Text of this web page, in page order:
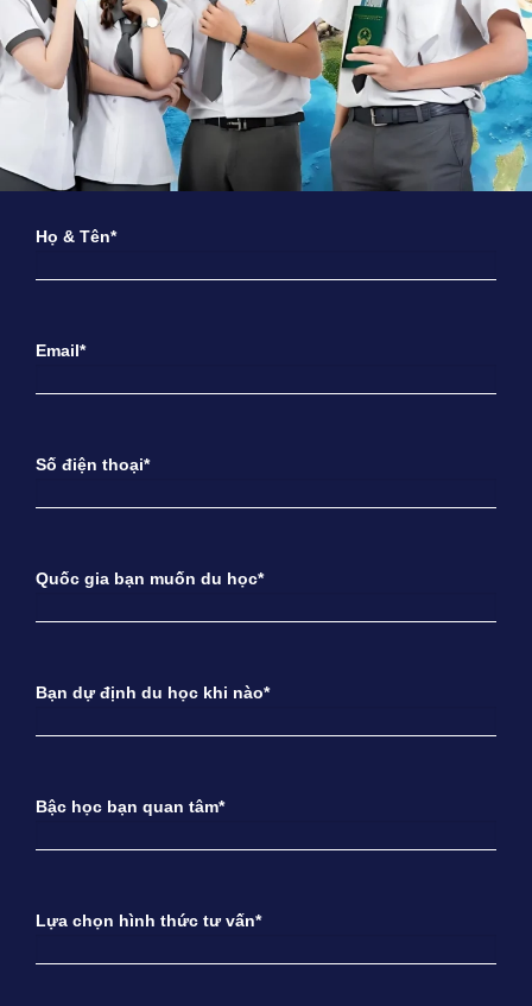
Họ & Tên*
Email*
Số điện thoại*
Quốc gia bạn muốn du học*
Bạn dự định du học khi nào*
Bậc học bạn quan tâm*
Lựa chọn hình thức tư vấn*